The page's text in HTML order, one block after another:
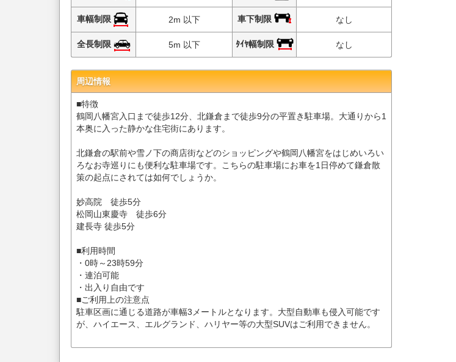
車幅制限 2m 以下 車下制限 なし
全長制限 5m 以下 ﾀｲﾔ幅制限 なし
周辺情報
■特徴
鶴岡八幡宮入口まで徒歩12分、北鎌倉まで徒歩9分の平置き駐車場。大通りから1
本奥に入った静かな住宅街にあります。
北鎌倉の駅前や雪ノ下の商店街などのショッピングや鶴岡八幡宮をはじめいろい
ろなお寺巡りにも便利な駐車場です。こちらの駐車場にお車を1日停めて鎌倉散
策の起点にされては如何でしょうか。
妙高院 徒歩5分
松岡山東慶寺 徒歩6分
建長寺 徒歩5分
■利用時間
・0時～23時59分
・連泊可能
・出入り自由です
■ご利用上の注意点
駐車区画に通じる道路が車幅3メートルとなります。大型自動車も侵入可能です
が、ハイエース、エルグランド、ハリヤー等の大型SUVはご利用できません。